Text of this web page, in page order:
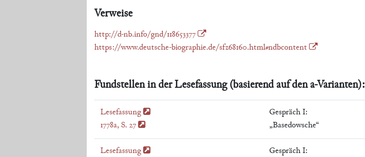
Verweise
http://d-nb.info/gnd/118653377
https://www.deutsche-biographie.de/sfz68160.html#ndbcontent
Fundstellen in der Lesefassung (basierend auf den a-Varianten):
Lesefassung
1778a, S. 27
Gespräch I:
„Basedowsche“
Lesefassung
Gespräch I: